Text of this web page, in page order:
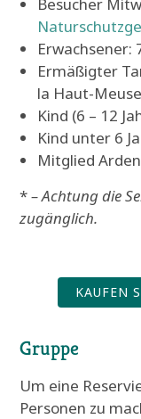
Erwachsener:
Ermäßigter
la Haut-
Kind (6 – 12
Kind unter 6
Mitglied
*– Achtung die
zugänglich.
KAUFEN
Gruppe
Um eine
Personen zu